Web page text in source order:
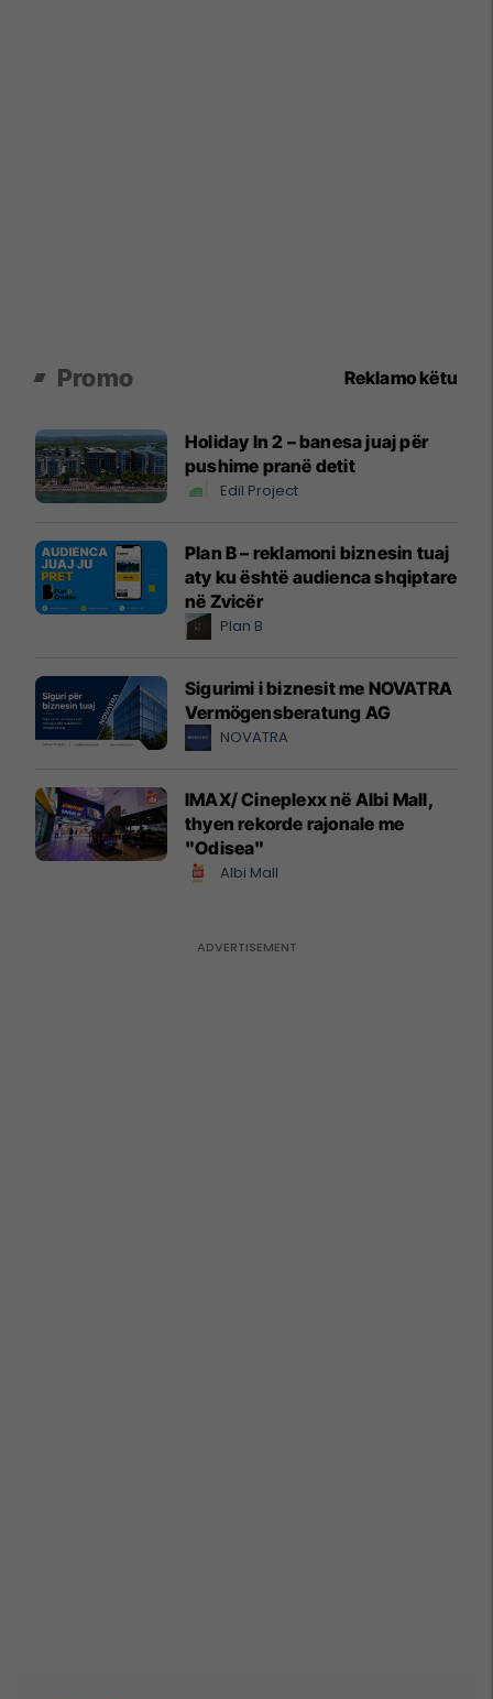
Promo Reklamo këtu
Holiday In 2 – banesa juaj për
pushime pranë detit
Edil Project
Plan B – reklamoni biznesin tuaj
aty ku është audienca shqiptare
në Zvicër
Plan B
Sigurimi i biznesit me NOVATRA
Vermögensberatung AG
NOVATRA
IMAX/ Cineplexx në Albi Mall,
thyen rekorde rajonale me
"Odisea"
Albi Mall